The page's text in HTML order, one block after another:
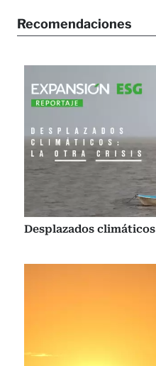
Recomendaciones
Desplazados